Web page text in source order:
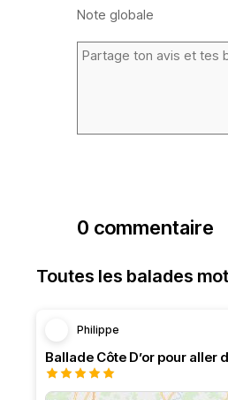
Note globale
0 commentaire
Toutes les balades
Philippe